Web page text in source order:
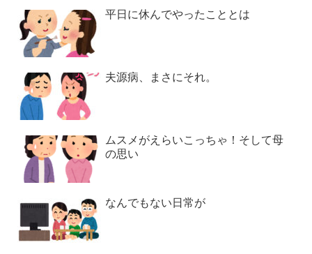
平日に休んでやったこととは
夫源病、まさにそれ。
ムスメがえらいこっちゃ！そして母
の思い
なんでもない日常が